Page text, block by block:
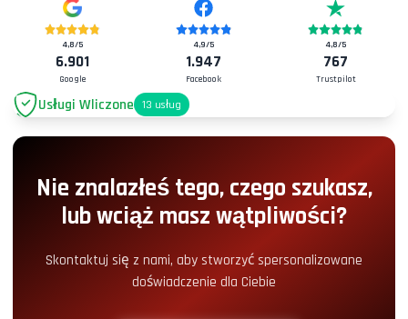
4,8/5
6.901
Google
4,9/5
1.947
Facebook
4,8/5
767
Trustpilot
Usługi Wliczone 13 usług
Parking +2.00€
Dostęp do Pit-Lane +5.00€
Nie znalazłeś tego, czego szukasz,
lub wciąż masz wątpliwości?
Skontaktuj się z nami, aby stworzyć spersonalizowane
doświadczenie dla Ciebie